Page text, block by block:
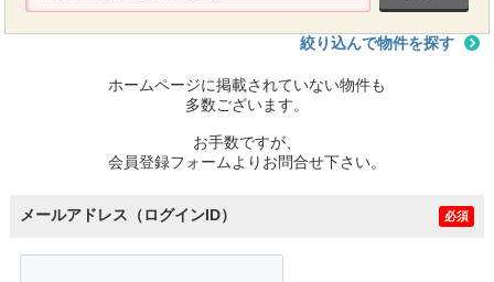
絞り込んで物件を探す
ホームページに掲載されていない物件も
多数ございます。
お手数ですが、
会員登録フォームよりお問合せ下さい。
メールアドレス（ログインID） 必須